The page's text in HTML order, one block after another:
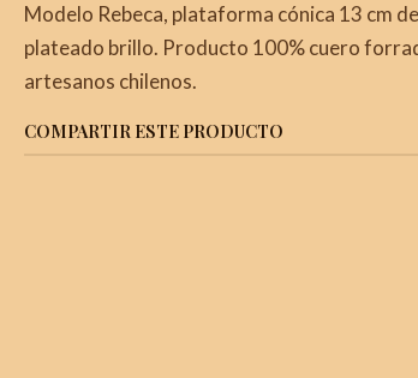
Modelo Rebeca, plataforma cónica 13 cm
plateado brillo. Producto 100% cuero
artesanos chilenos.
COMPARTIR ESTE PRODUCTO